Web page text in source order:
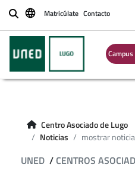
BuscarMatricúlate Contacto
Campus
Centro Asociado de Lugo
Noticias
mostrar noticia
UNED /CENTROS